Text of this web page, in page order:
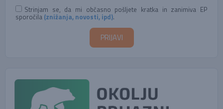
Strinjam se, da mi občasno pošljete kratka in zanimiva EP
sporočila (znižanja, novosti, ipd).